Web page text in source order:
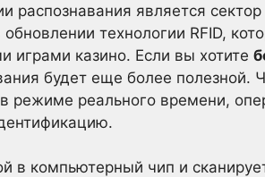
является
технологии RFID,
играми казино. Если вы хотите
будет еще более полезной.
режиме реального времени,
в компьютерный чип и